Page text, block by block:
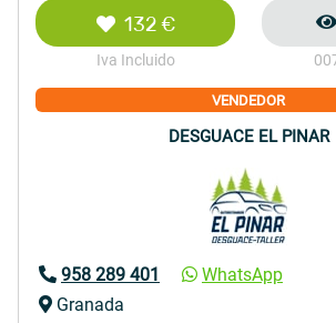
132 €
Iva Incluido
VENDEDOR
DESGUACE EL PINAR
958 289 401
WhatsApp
Granada